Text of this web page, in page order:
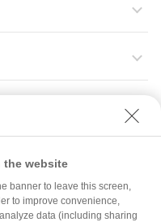
け取る
website
banner to leave this screen,
to improve convenience,
data (including sharing